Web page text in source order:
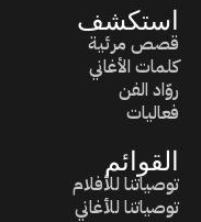
استكشف
قصص مرئية
كلمات الأغاني
روّاد الفن
فعاليات
القوائم
توصياتنا للأفلام
توصياتنا للأغاني